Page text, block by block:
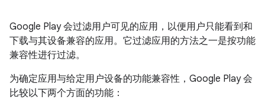
Google Play 会过滤用户可见的应用，以便用户只能看到和
下载与其设备兼容的应用。它过滤应用的方法之一是按功能
兼容性进行过滤。
为确定应用与给定用户设备的功能兼容性，Google Play 会
比较以下两个方面的功能：